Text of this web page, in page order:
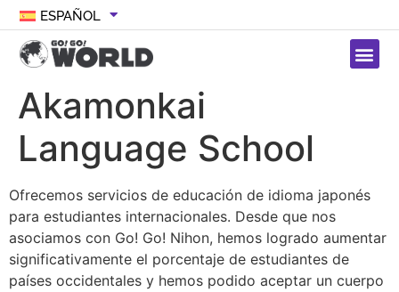
ESPAÑOL
Akamonkai
Language School
Ofrecemos servicios de educación de idioma japonés
para estudiantes internacionales. Desde que nos
asociamos con Go! Go! Nihon, hemos logrado aumentar
significativamente el porcentaje de estudiantes de
países occidentales y hemos podido aceptar un cuerpo